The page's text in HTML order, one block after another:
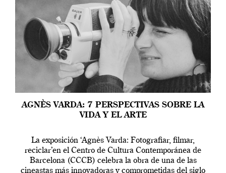
AGNÈS VARDA: 7 PERSPECTIVAS SOBRE LA
VIDA Y EL ARTE
La exposición ‘Agnès Varda: Fotografiar, filmar,
reciclar’en el Centro de Cultura Contemporánea de
Barcelona (CCCB) celebra la obra de una de las
cineastas más innovadoras y comprometidas del siglo